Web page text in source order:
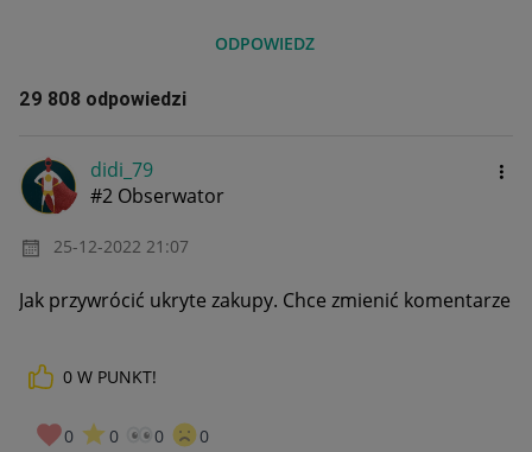
ODPOWIEDZ
29 808 odpowiedzi
didi_79
#2 Obserwator
‎25-12-2022 21:07
Jak przywrócić ukryte zakupy. Chce zmienić komentarze
0 W PUNKT!
0 0 0 0